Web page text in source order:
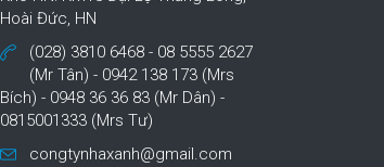
Hoài Đức, HN
(028) 3810 6468 - 08 5555 2627
(Mr Tân) - 0942 138 173 (Mrs
Bích) - 0948 36 36 83 (Mr Dân) -
0815001333 (Mrs Tư)
congtynhaxanh@gmail.com